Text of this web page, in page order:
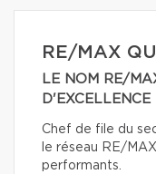
RE/MAX
LE NOM RE/
Chef de file du
le réseau RE/
performants.